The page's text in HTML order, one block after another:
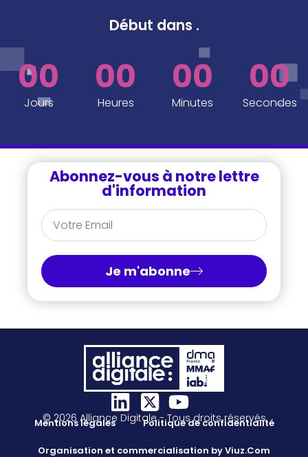
Début dans .
00
Jours
00
Heures
00
Minutes
00
Secondes
Abonnez-vous à notre lettre
d'information
Je m'abonne
© 2026 Alliance Digitale - Tous droits réservés
Mentions légales Politique de confidentialité
Organisation et commercialisation by Viuz.Com